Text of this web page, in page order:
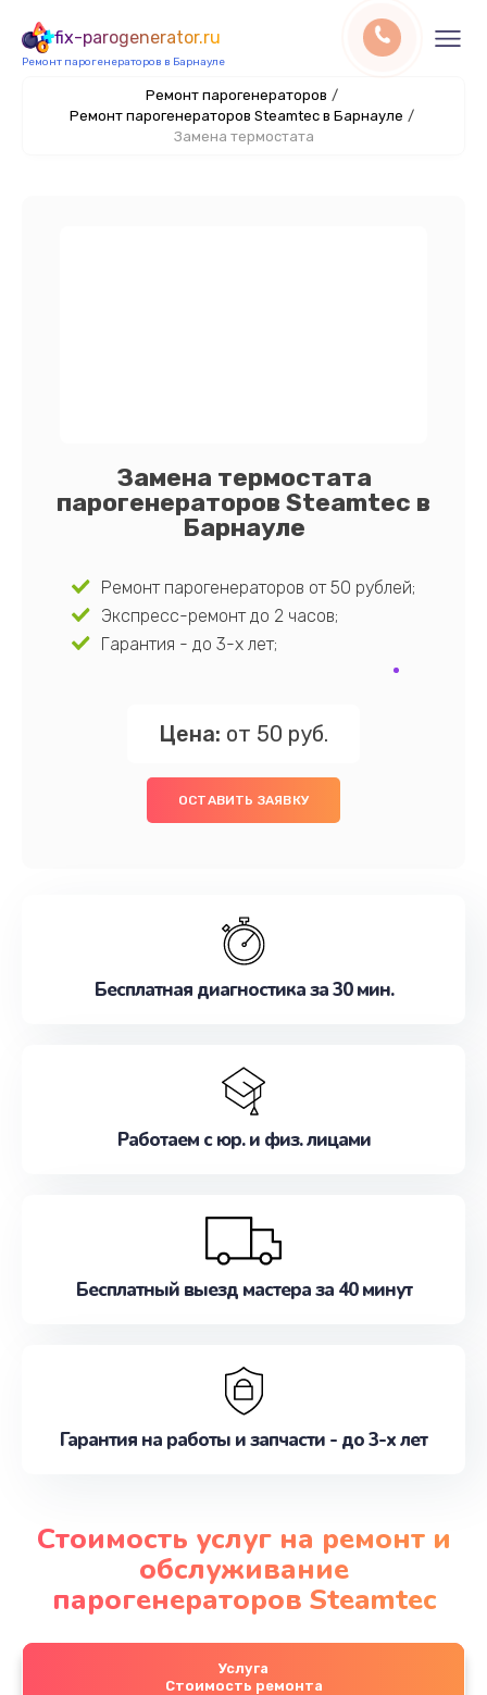
fix-parogenerator.ru
Ремонт парогенераторов в Барнауле
Ремонт парогенераторов /
Ремонт парогенераторов Steamtec в Барнауле /
Замена термостата
Замена термостата
парогенераторов Steamtec в
Барнауле
Ремонт парогенераторов от 50 рублей;
Экспресс-ремонт до 2 часов;
Гарантия - до 3-х лет;
Цена: от 50 руб.
ОСТАВИТЬ ЗАЯВКУ
Бесплатная диагностика за 30 мин.
Работаем с юр. и физ. лицами
Бесплатный выезд мастера за 40 минут
Гарантия на работы и запчасти - до 3-х лет
Стоимость услуг на ремонт и
обслуживание
парогенераторов Steamtec
Услуга
Стоимость ремонта